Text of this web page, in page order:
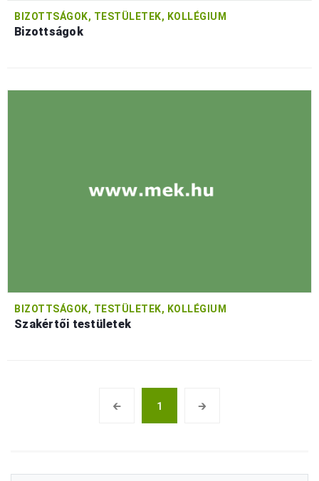
BIZOTTSÁGOK, TESTÜLETEK, KOLLÉGIUM
Bizottságok
BIZOTTSÁGOK, TESTÜLETEK, KOLLÉGIUM
Szakértői testületek
🡰 1 🡲